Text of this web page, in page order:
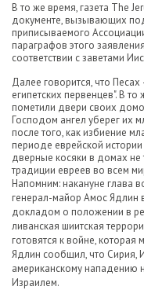
В то же время, газета The
документе, вызывающих
приписываемого
параграфов этого
соответствии с заветами
Далее говорится, что
египетских первенцев". В
пометили двери своих
Господом ангел уберег их
после того, как избиение
периоде еврейской
дверные косяки в домах
традиции евреев во всем
Напомним: накануне глава
генерал-майор Амос Ядлин
докладом о положении в
ливанская шиитская
готовятся к войне,
Ядлин сообщил, что Сирия,
американскому нападению
Израилем.